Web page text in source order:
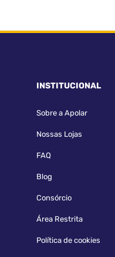
INSTITUCIONAL
Sobre a Apolar
Nossas Lojas
FAQ
Blog
Consórcio
Área Restrita
Política de cookies